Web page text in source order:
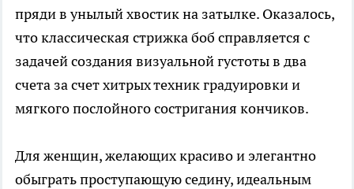
пряди в унылый хвостик на затылке. Оказалось,
что классическая стрижка боб справляется с
задачей создания визуальной густоты в два
счета за счет хитрых техник градуировки и
мягкого послойного состригания кончиков.
Для женщин, желающих красиво и элегантно
обыграть проступающую седину, идеальным